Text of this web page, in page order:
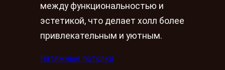
между функциональностью и
эстетикой, что делает холл более
привлекательным и уютным.
Натяжные потолки